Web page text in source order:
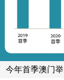
今年首季澳门